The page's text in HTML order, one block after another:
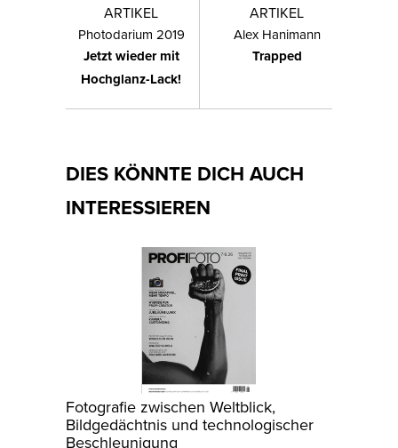
ARTIKEL
Photodarium 2019
Jetzt wieder mit
Hochglanz-Lack!
ARTIKEL
Alex Hanimann
Trapped
DIES KÖNNTE DICH AUCH
INTERESSIEREN
Fotografie zwischen Weltblick,
Bildgedächtnis und technologischer
Beschleunigung